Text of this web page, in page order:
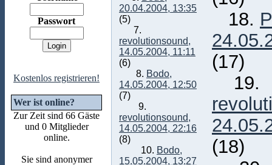
Passwort
Kostenlos registrieren!
Wer ist online?
Zur Zeit sind 66 Gäste
und 0 Mitglieder
online.
Sie sind anonymer
20.04.2004, 13:35
(5)
7.
revolutionsound,
14.05.2004, 11:11
(6)
8. Bodo,
14.05.2004, 12:50
(7)
9.
revolutionsound,
14.05.2004, 22:16
(8)
10. Bodo,
15.05.2004, 13:27
18.
(17)
19.
(18)